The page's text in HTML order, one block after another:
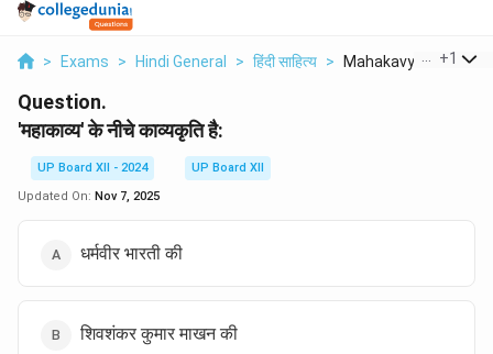
> Exams > Hindi General > हिंदी साहित्य > Mahakavya Ke+1
Question.
'महाकाव्य' के नीचे काव्यकृति है:
UP Board XII - 2024
UP Board XII
Updated On: Nov 7, 2025
धर्मवीर भारती की
शिवशंकर कुमार माखन की